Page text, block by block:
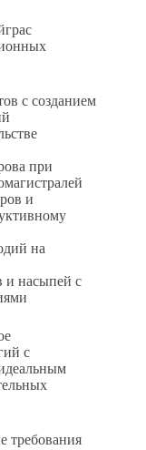
с созданием
при
и
на
и насыпей с
с
требования